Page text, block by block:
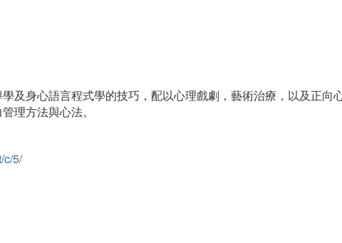
及身心語言程式學的技巧，配以心理戲劇，藝術治療，以及正向
理方法與心法。
c/5/